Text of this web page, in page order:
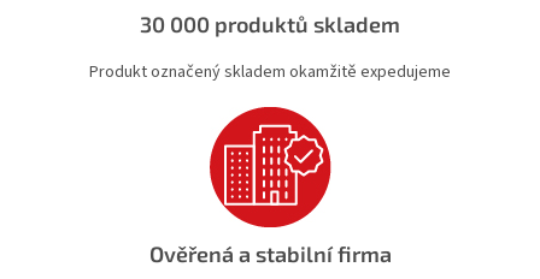
y
ý
i
s
u
30 000 produktů skladem
Produkt označený skladem okamžitě expedujeme
Ověřená a stabilní firma